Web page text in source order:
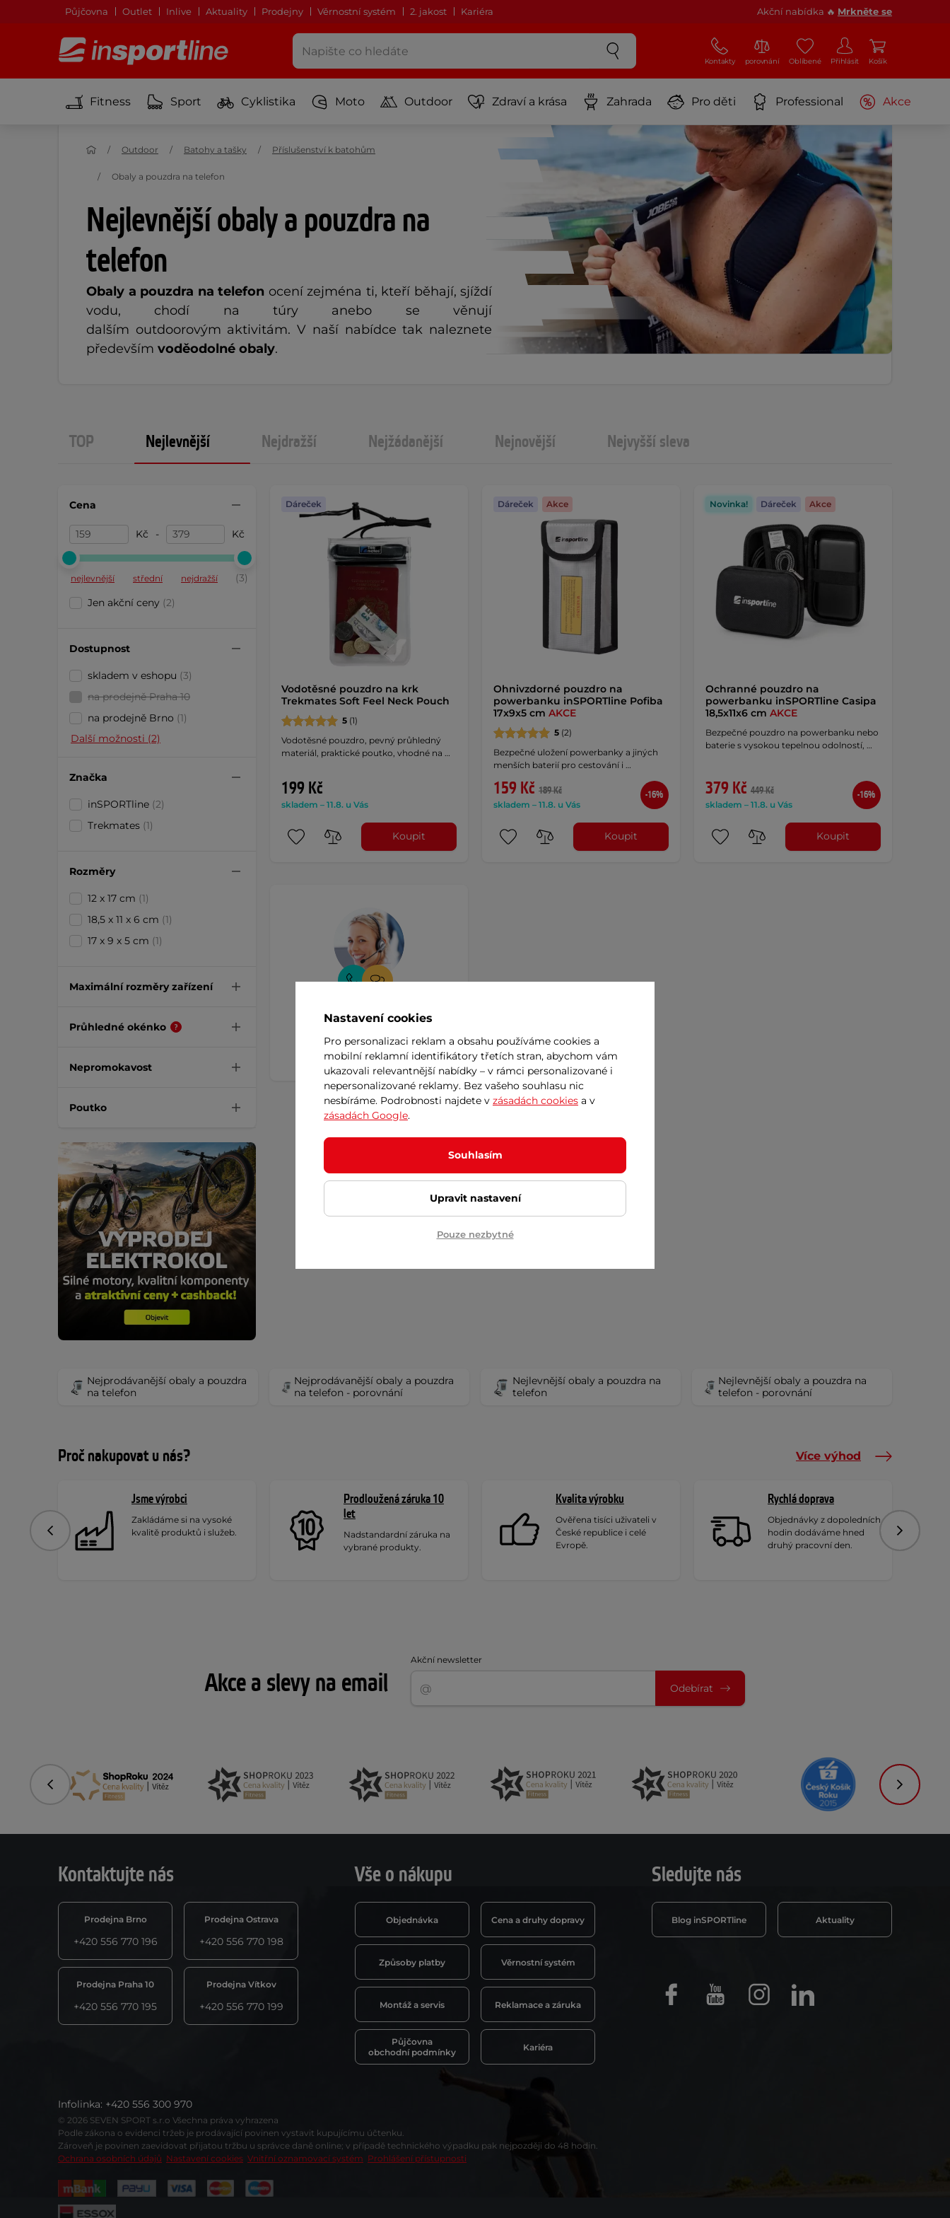
Půjčovna Outlet Inlive Aktuality Prodejny Věrnostní systém 2. jakost Kariéra Akční nabídka 🔥 Mrkněte se
Kontakty porovnání Oblíbené Přihlásit Košík
Fitness Sport Cyklistika Moto Outdoor Zdraví a krása Zahrada Pro děti Professional Akce
Nejlevnější obaly a pouzdra na
telefon
Obaly a pouzdra na telefon ocení zejména ti, kteří běhají, sjíždí
vodu, chodí na túry anebo se věnují
dalším outdoorovým aktivitám. V naší nabídce tak naleznete
především voděodolné obaly.
Outdoor Batohy a tašky Příslušenství k batohům
Obaly a pouzdra na telefon
TOP Nejlevnější Nejdražší Nejžádanější Nejnovější Nejvyšší sleva
Cena
Kč - Kč
nejlevnější střední nejdražší
(3)
Jen akční ceny (2)
Dostupnost
skladem v eshopu (3)
na prodejně Praha 10
na prodejně Brno (1)
Další možnosti (2)
Značka
inSPORTline (2)
Trekmates (1)
Rozměry
12 x 17 cm (1)
18,5 x 11 x 6 cm (1)
17 x 9 x 5 cm (1)
Maximální rozměry zařízení
Průhledné okénko
Nepromokavost
Poutko
Dáreček
Vodotěsné pouzdro na krk
Trekmates Soft Feel Neck Pouch
5 (1)
Vodotěsné pouzdro, pevný průhledný
materiál, praktické poutko, vhodné na …
199 Kč
skladem – 11.8. u Vás
Koupit
Dáreček Akce
Ohnivzdorné pouzdro na
powerbanku inSPORTline Pofiba
17x9x5 cm AKCE
5(2)
Bezpečné uložení powerbanky a jiných
menších baterií pro cestování i …
159 Kč 189 Kč
skladem – 11.8. u Vás
-16%
Koupit
Novinka! Dáreček Akce
Ochranné pouzdro na
powerbanku inSPORTline Casipa
18,5x11x6 cm AKCE
Bezpečné pouzdro na powerbanku nebo
baterie s vysokou tepelnou odolností, …
379 Kč 449 Kč
skladem – 11.8. u Vás
-16%
Koupit
Nemůžete si vybrat?
Poradíme vám
Nejprodávanější obaly a pouzdra
na telefon
Nejprodávanější obaly a pouzdra
na telefon - porovnání
Nejlevnější obaly a pouzdra na
telefon
Nejlevnější obaly a pouzdra na
telefon - porovnání
Proč nakupovat u nás? Více výhod
Jsme výrobci
Zakládáme si na vysoké
kvalitě produktů i služeb.
Prodloužená záruka 10
let
Nadstandardní záruka na
vybrané produkty.
Kvalita výrobku
Ověřena tisíci uživateli v
České republice i celé
Evropě.
Rychlá doprava
Objednávky z dopoledních
hodin dodáváme hned
druhý pracovní den.
Předchozí
Akce a slevy na email
Akční newsletter
Odebírat
Předchozí
Kontaktujte nás
Prodejna Brno
+420 556 770 196
Prodejna Ostrava
+420 556 770 198
Prodejna Praha 10
+420 556 770 195
Prodejna Vítkov
+420 556 770 199
Vše o nákupu
Objednávka Cena a druhy dopravy
Způsoby platby Věrnostní systém
Montáž a servis Reklamace a záruka
Půjčovna
obchodní podmínky
Kariéra
Sledujte nás
Blog inSPORTline Aktuality
FacebookYoutube InstagramLinkedIn
Infolinka: +420 556 300 970
© 2026 SEVEN SPORT s.r.o Všechna práva vyhrazena
Podle zákona o evidenci tržeb je prodávající povinen vystavit kupujícímu účtenku.
Zároveň je povinen zaevidovat přijatou tržbu u správce daně online; v případě technického výpadku pak nejpozději do 48 hodin.
Ochrana osobních údajů Nastavení cookies Vnitřní oznamovací systém Prohlášení přístupnosti
Nastavení cookies
Pro personalizaci reklam a obsahu používáme cookies a
mobilní reklamní identifikátory třetích stran, abychom vám
ukazovali relevantnější nabídky – v rámci personalizované i
nepersonalizované reklamy. Bez vašeho souhlasu nic
nesbíráme. Podrobnosti najdete v zásadách cookies a v
zásadách Google.
Souhlasím
Upravit nastavení
Pouze nezbytné